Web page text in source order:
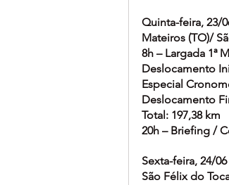
Quinta-feira, 23/
Mateiros (TO)/
8h – Largada 1ª
Deslocamento
Especial
Deslocamento
Total: 197,38 km
20h – Briefing /
Sexta-feira, 24/
São Félix do